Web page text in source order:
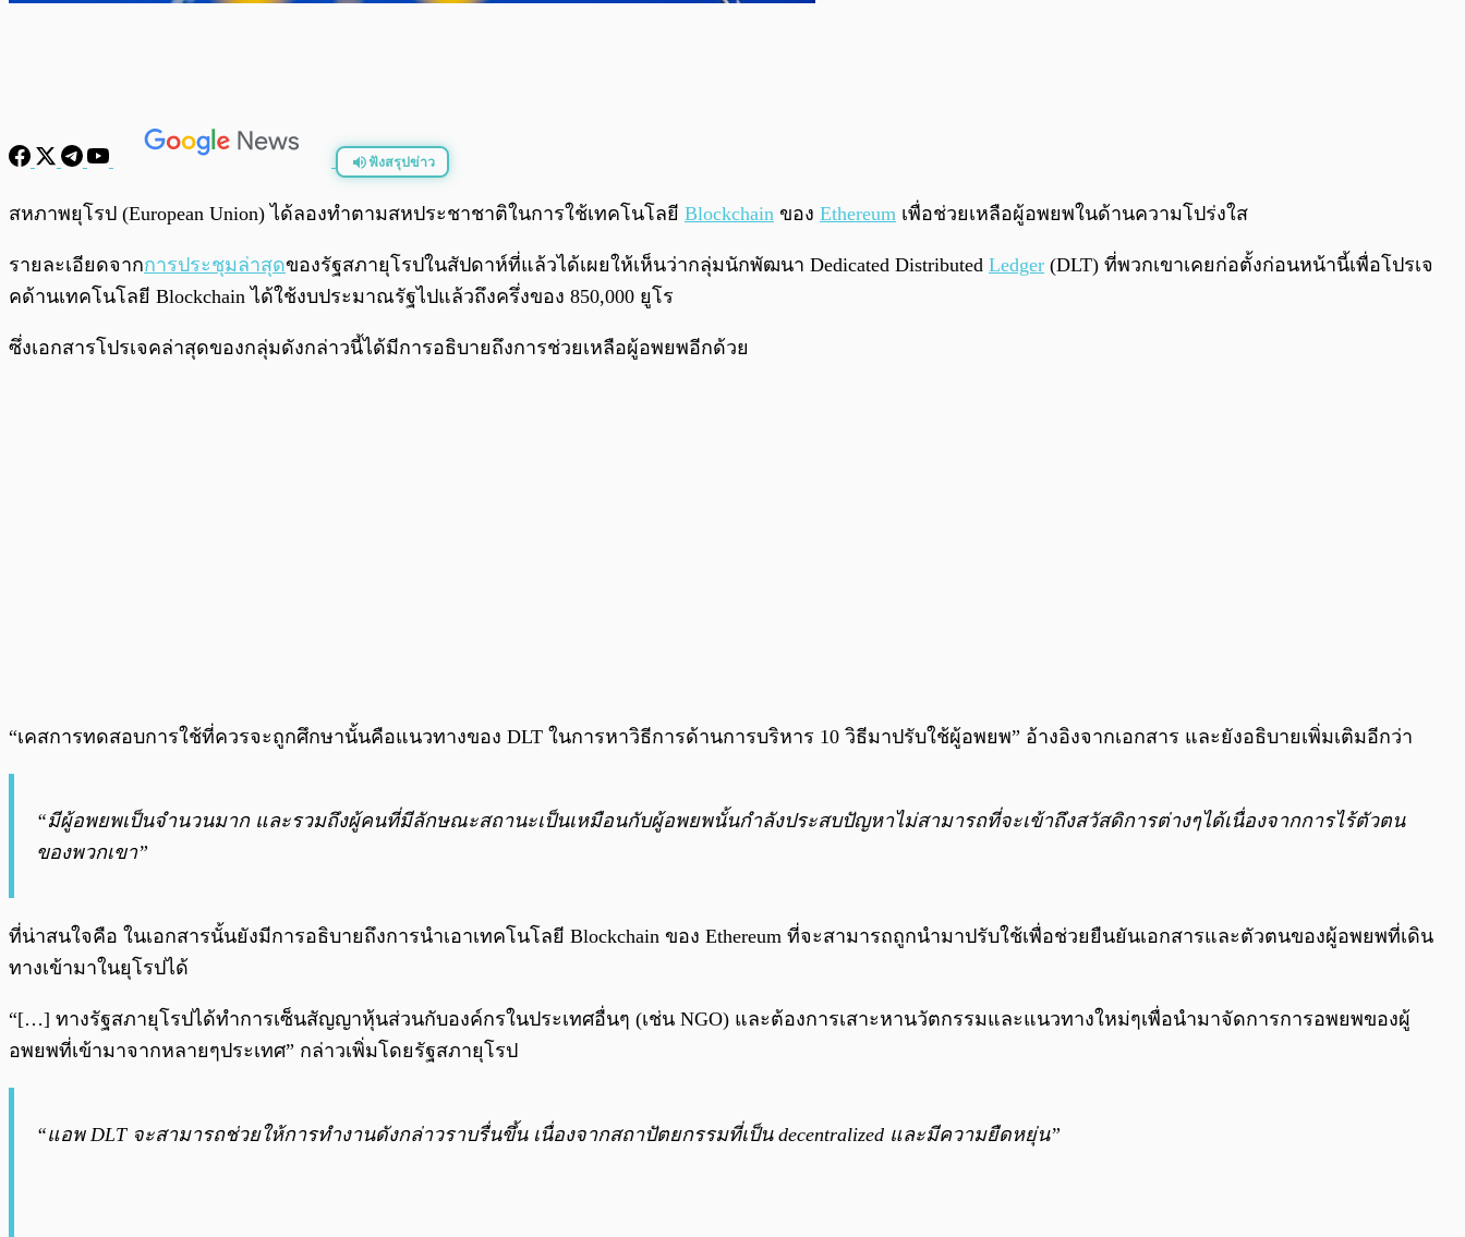
ฟังสรุปข่าว
พร้อมเล่น
สหภาพยุโรป (European Union) ได้ลองทำตามสหประชาชาติในการใช้เทคโนโลยี Blockchain ของ Ethereum เพื่อช่วยเหลือผู้อพยพในด้านความโปร่งใส
รายละเอียดจากการประชุมล่าสุดของรัฐสภายุโรปในสัปดาห์ที่แล้วได้เผยให้เห็นว่ากลุ่มนักพัฒนา Dedicated Distributed Ledger (DLT) ที่พวกเขาเคยก่อตั้งก่อนหน้านี้เพื่อโปรเจ
คด้านเทคโนโลยี Blockchain ได้ใช้งบประมาณรัฐไปแล้วถึงครึ่งของ 850,000 ยูโร
ซึ่งเอกสารโปรเจคล่าสุดของกลุ่มดังกล่าวนี้ได้มีการอธิบายถึงการช่วยเหลือผู้อพยพอีกด้วย
“เคสการทดสอบการใช้ที่ควรจะถูกศึกษานั้นคือแนวทางของ DLT ในการหาวิธีการด้านการบริหาร 10 วิธีมาปรับใช้ผู้อพยพ” อ้างอิงจากเอกสาร และยังอธิบายเพิ่มเติมอีกว่า
“มีผู้อพยพเป็นจำนวนมาก และรวมถึงผู้คนที่มีลักษณะสถานะเป็นเหมือนกับผู้อพยพนั้นกำลังประสบปัญหาไม่สามารถที่จะเข้าถึงสวัสดิการต่างๆได้เนื่องจากการไร้ตัวตน
ของพวกเขา”
ที่น่าสนใจคือ ในเอกสารนั้นยังมีการอธิบายถึงการนำเอาเทคโนโลยี Blockchain ของ Ethereum ที่จะสามารถถูกนำมาปรับใช้เพื่อช่วยยืนยันเอกสารและตัวตนของผู้อพยพที่เดิน
ทางเข้ามาในยุโรปได้
“[…] ทางรัฐสภายุโรปได้ทำการเซ็นสัญญาหุ้นส่วนกับองค์กรในประเทศอื่นๆ (เช่น NGO) และต้องการเสาะหานวัตกรรมและแนวทางใหม่ๆเพื่อนำมาจัดการการอพยพของผู้
อพยพที่เข้ามาจากหลายๆประเทศ” กล่าวเพิ่มโดยรัฐสภายุโรป
“แอพ DLT จะสามารถช่วยให้การทำงานดังกล่าวราบรื่นขึ้น เนื่องจากสถาปัตยกรรมที่เป็น decentralized และมีความยืดหยุ่น”